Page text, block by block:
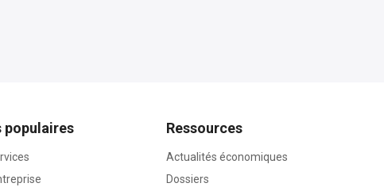
populaires Ressources
Actualités économiques
Dossiers